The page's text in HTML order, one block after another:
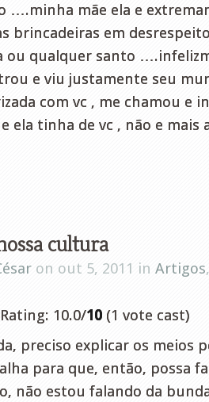
….minha mãe ela e
brincadeiras em
ou qualquer santo
e viu justamente seu
com vc , me chamou e
ela tinha de vc , não e mais
cultura
on out 5, 2011 in Artigos
Rating: 10.0/10 (1 vote cast)
preciso explicar os meios
para que, então, possa
não estou falando da